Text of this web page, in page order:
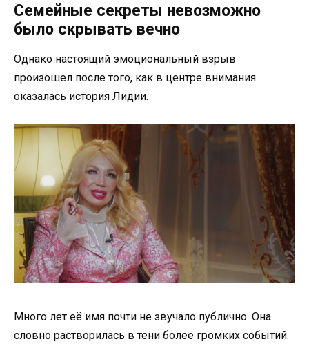
Семейные секреты невозможно
было скрывать вечно
Однако настоящий эмоциональный взрыв
произошел после того, как в центре внимания
оказалась история Лидии.
Много лет её имя почти не звучало публично. Она
словно растворилась в тени более громких событий.